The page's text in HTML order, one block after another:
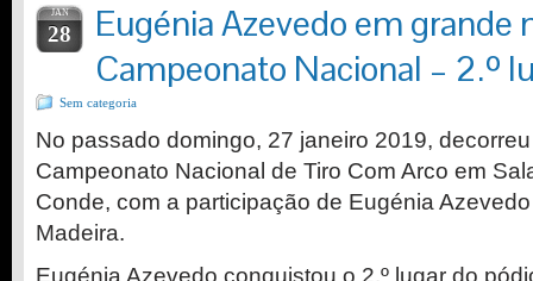
JAN
28
Eugénia Azevedo em grande
Campeonato Nacional – 2.º
Sem categoria
No passado domingo, 27 janeiro 2019,
Campeonato Nacional de Tiro Com Arco em
Conde, com a participação de Eugénia
Madeira.
Eugénia Azevedo conquistou o 2.º lugar do